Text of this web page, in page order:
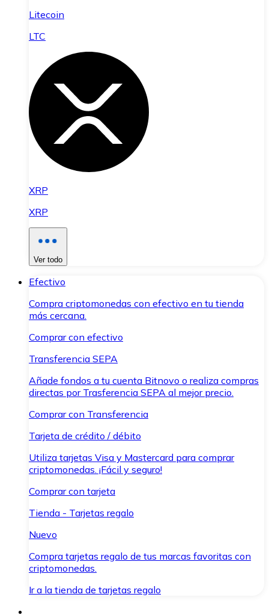
Litecoin
LTC
XRP
XRP
Ver todo
Efectivo
Compra criptomonedas con efectivo en tu tienda
más cercana.
Comprar con efectivo
Transferencia SEPA
Añade fondos a tu cuenta Bitnovo o realiza compras
directas por Trasferencia SEPA al mejor precio.
Comprar con Transferencia
Tarjeta de crédito / débito
Utiliza tarjetas Visa y Mastercard para comprar
criptomonedas. ¡Fácil y seguro!
Comprar con tarjeta
Tienda - Tarjetas regalo
Nuevo
Compra tarjetas regalo de tus marcas favoritas con
criptomonedas.
Ir a la tienda de tarjetas regalo